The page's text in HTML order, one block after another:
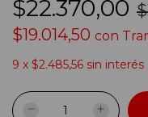
$22.370,00
$19.014,50 con
9 x $2.485,56 sin interés